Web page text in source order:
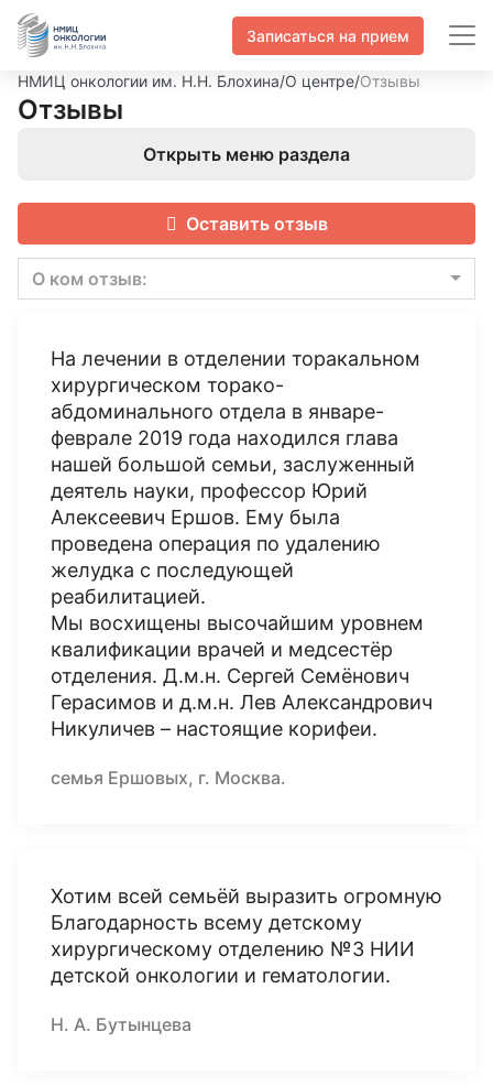
Записаться на прием
НМИЦ онкологии им. Н.Н. Блохина/О центре/Отзывы
Отзывы
Открыть меню раздела
Оставить отзыв
О ком отзыв:
На лечении в отделении торакальном
хирургическом торако-
абдоминального отдела в январе-
феврале 2019 года находился глава
нашей большой семьи, заслуженный
деятель науки, профессор Юрий
Алексеевич Ершов. Ему была
проведена операция по удалению
желудка с последующей
реабилитацией.
Мы восхищены высочайшим уровнем
квалификации врачей и медсестёр
отделения. Д.м.н. Сергей Семёнович
Герасимов и д.м.н. Лев Александрович
Никуличев – настоящие корифеи.
семья Ершовых, г. Москва.
Хотим всей семьёй выразить огромную
Благодарность всему детскому
хирургическому отделению №3 НИИ
детской онкологии и гематологии.
Н. А. Бутынцева